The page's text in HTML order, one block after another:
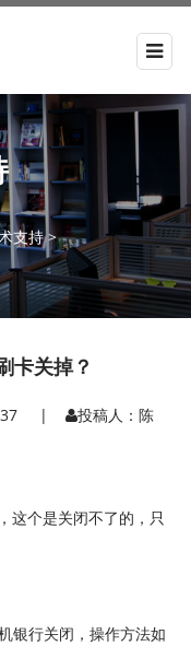
支持>
卡关掉？
| 投稿人：陈
这个是关闭不了的，只
银行关闭，操作方法如